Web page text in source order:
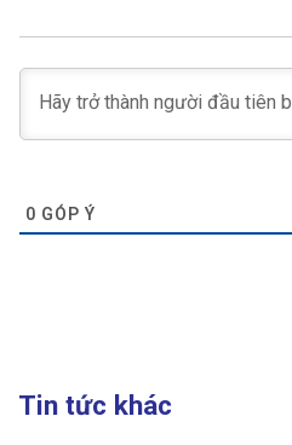
0 GÓP Ý
Tin tức khác